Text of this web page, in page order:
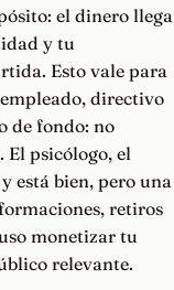
el dinero llega
y tu
Esto vale para
directivo
de fondo: no
El psicólogo, el
está bien, pero una
retiros
monetizar tu
relevante.